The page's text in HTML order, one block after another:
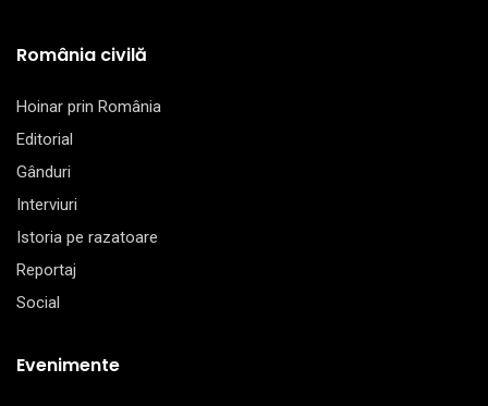
România civilă
Hoinar prin România
Editorial
Gânduri
Interviuri
Istoria pe razatoare
Reportaj
Social
Evenimente